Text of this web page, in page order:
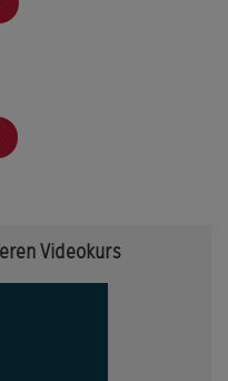
Videokurs